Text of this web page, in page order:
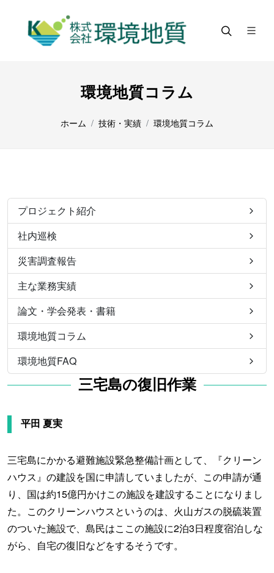
環境地質コラム
ホーム 技術・実績 環境地質コラム
プロジェクト紹介
社内巡検
災害調査報告
主な業務実績
論文・学会発表・書籍
環境地質コラム
環境地質FAQ
三宅島の復旧作業
平田 夏実
三宅島にかかる避難施設緊急整備計画として、『クリーン
ハウス』の建設を国に申請していましたが、この申請が通
り、国は約15億円かけこの施設を建設することになりまし
た。このクリーンハウスというのは、火山ガスの脱硫装置
のついた施設で、島民はここの施設に2泊3日程度宿泊しな
がら、自宅の復旧などをするそうです。